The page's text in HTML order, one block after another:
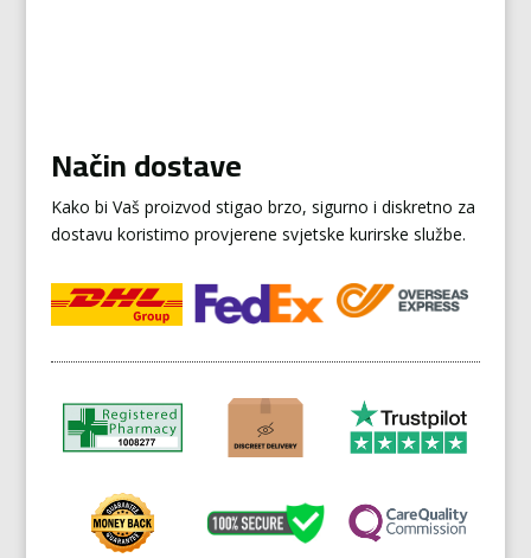
Način dostave
Kako bi Vaš proizvod stigao brzo, sigurno i diskretno za
dostavu koristimo provjerene svjetske kurirske službe.